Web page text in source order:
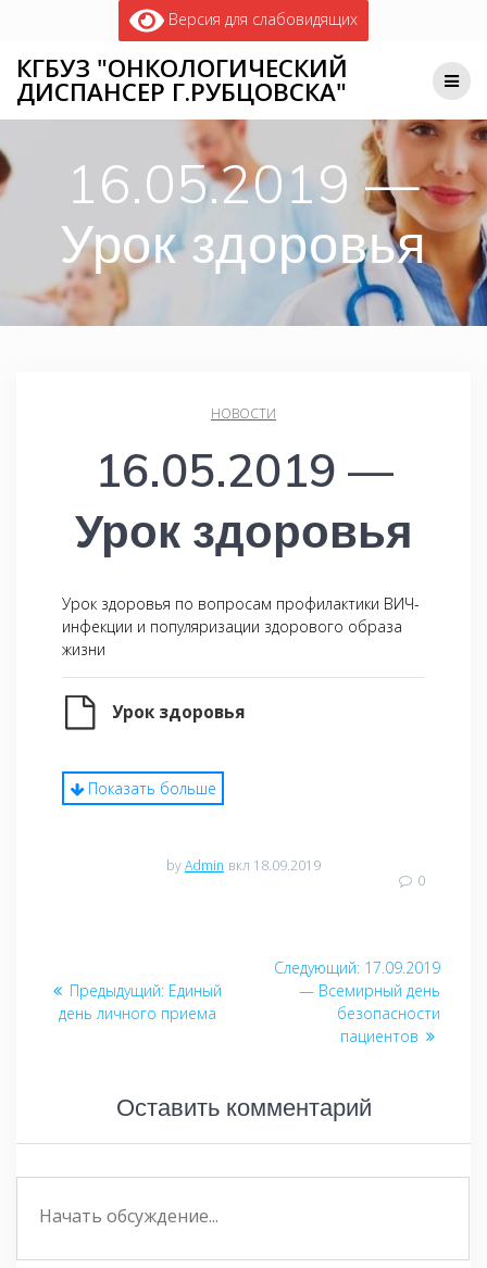
Версия для слабовидящих
КГБУЗ "ОНКОЛОГИЧЕСКИЙ
ДИСПАНСЕР Г.РУБЦОВСКА"
16.05.2019 —
Урок здоровья
НОВОСТИ
16.05.2019 —
Урок здоровья
Урок здоровья по вопросам профилактики ВИЧ-
инфекции и популяризации здорового образа
жизни
Урок здоровья
Показать больше
byAdmin вкл 18.09.2019
0
по Предыдущий: Предыдущая
запись:
Единый
день личного приема
Следующий: Следующая
запись:
17.09.2019
— Всемирный день
безопасности
пациентов
Оставить комментарий